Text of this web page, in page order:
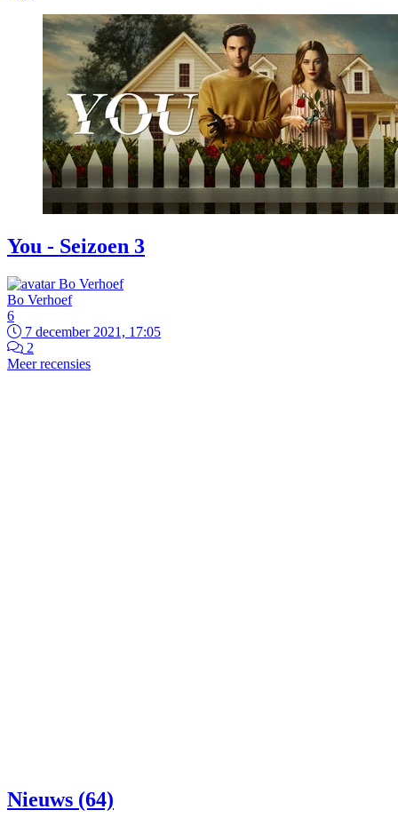
You - Seizoen 3
Bo Verhoef
6
7 december 2021, 17:05
2
Meer recensies
Nieuws (64)